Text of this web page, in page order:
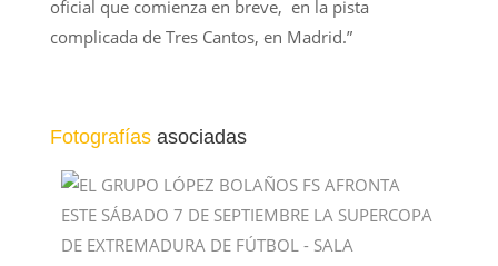
oficial que comienza en breve, en la pista
complicada de Tres Cantos, en Madrid.”
Fotografías asociadas